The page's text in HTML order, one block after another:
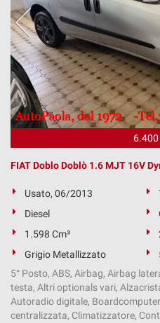
FIAT Doblo Doblò 1.6 MJT 16V
Usato, 06/2013
Diesel
1.598 Cm³
Grigio Metallizzato
5° Posto, ABS, Airbag, Airbag
testa, Altri optionals vari,
Autoradio digitale,
centralizzata, Climatizzatore,